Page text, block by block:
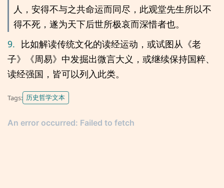
人，安得不与之共命运而同尽，此观堂先生所以不
得不死，遂为天下后世所极哀而深惜者也。
9. 比如解读传统文化的读经运动，或试图从《老
子》《周易》中发掘出微言大义，或继续保持国粹、
读经强国，皆可以列入此类。
Tags: 历史哲学文本